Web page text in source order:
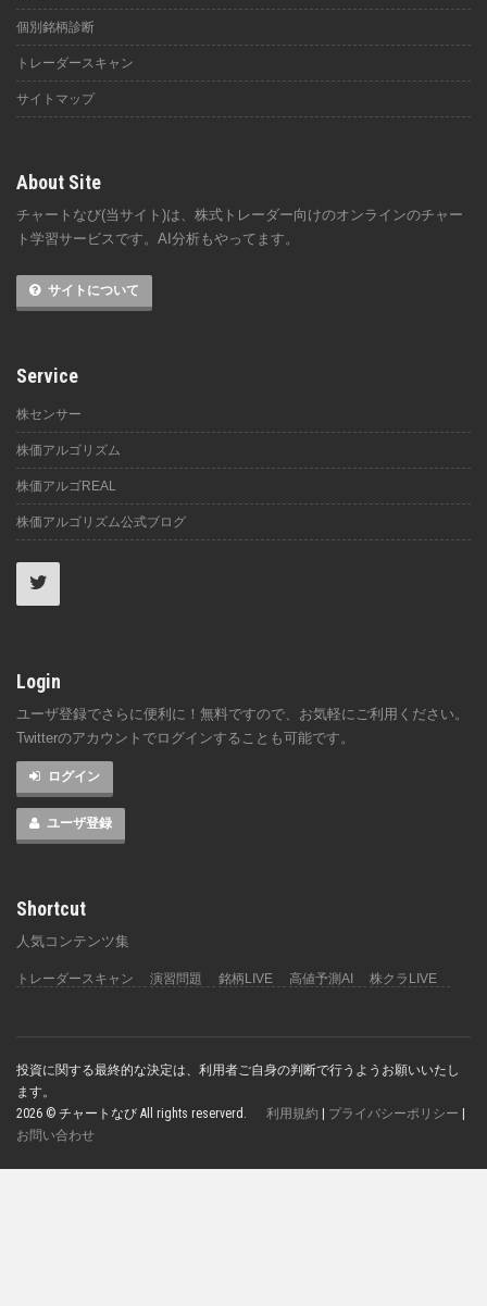
個別銘柄診断
トレーダースキャン
サイトマップ
About Site
チャートなび(当サイト)は、株式トレーダー向けのオンラインのチャー
ト学習サービスです。AI分析もやってます。
サイトについて
Service
株センサー
株価アルゴリズム
株価アルゴREAL
株価アルゴリズム公式ブログ
Login
ユーザ登録でさらに便利に！無料ですので、お気軽にご利用ください。
Twitterのアカウントでログインすることも可能です。
ログイン
ユーザ登録
Shortcut
人気コンテンツ集
トレーダースキャン 演習問題 銘柄LIVE 高値予測AI 株クラLIVE
投資に関する最終的な決定は、利用者ご自身の判断で行うようお願いいたし
ます。
2026 © チャートなび All rights reserverd. 利用規約 | プライバシーポリシー |
お問い合わせ